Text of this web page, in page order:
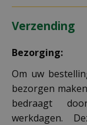
Verzending
Bezorging:
Om uw
bezorgen
bedraagt
werkdagen.